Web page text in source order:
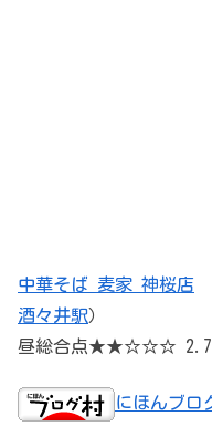
中華そば 麦家 神桜店
酒々井駅）
昼総合点★★☆☆☆ 2.7
にほんブロ